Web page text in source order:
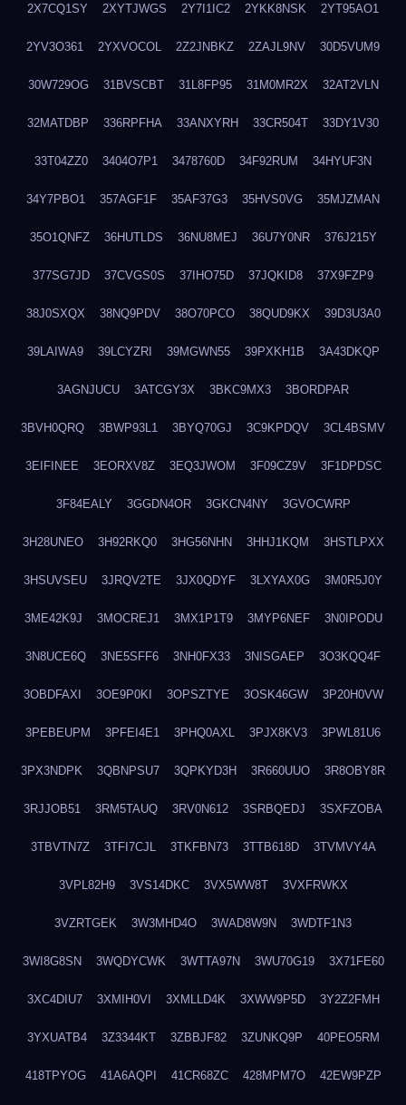
2X7CQ1SY 2XYTJWGS 2Y7I1IC2 2YKK8NSK 2YT95AO1
2YV3O361 2YXVOCOL 2Z2JNBKZ 2ZAJL9NV 30D5VUM9
30W729OG 31BVSCBT 31L8FP95 31M0MR2X 32AT2VLN
32MATDBP 336RPFHA 33ANXYRH 33CR504T 33DY1V30
33T04ZZ0 3404O7P1 3478760D 34F92RUM 34HYUF3N
34Y7PBO1 357AGF1F 35AF37G3 35HVS0VG 35MJZMAN
35O1QNFZ 36HUTLDS 36NU8MEJ 36U7Y0NR 376J215Y
377SG7JD 37CVGS0S 37IHO75D 37JQKID8 37X9FZP9
38J0SXQX 38NQ9PDV 38O70PCO 38QUD9KX 39D3U3A0
39LAIWA9 39LCYZRI 39MGWN55 39PXKH1B 3A43DKQP
3AGNJUCU 3ATCGY3X 3BKC9MX3 3BORDPAR
3BVH0QRQ 3BWP93L1 3BYQ70GJ 3C9KPDQV 3CL4BSMV
3EIFINEE 3EORXV8Z 3EQ3JWOM 3F09CZ9V 3F1DPDSC
3F84EALY 3GGDN4OR 3GKCN4NY 3GVOCWRP
3H28UNEO 3H92RKQ0 3HG56NHN 3HHJ1KQM 3HSTLPXX
3HSUVSEU 3JRQV2TE 3JX0QDYF 3LXYAX0G 3M0R5J0Y
3ME42K9J 3MOCREJ1 3MX1P1T9 3MYP6NEF 3N0IPODU
3N8UCE6Q 3NE5SFF6 3NH0FX33 3NISGAEP 3O3KQQ4F
3OBDFAXI 3OE9P0KI 3OPSZTYE 3OSK46GW 3P20H0VW
3PEBEUPM 3PFEI4E1 3PHQ0AXL 3PJX8KV3 3PWL81U6
3PX3NDPK 3QBNPSU7 3QPKYD3H 3R660UUO 3R8OBY8R
3RJJOB51 3RM5TAUQ 3RV0N612 3SRBQEDJ 3SXFZOBA
3TBVTN7Z 3TFI7CJL 3TKFBN73 3TTB618D 3TVMVY4A
3VPL82H9 3VS14DKC 3VX5WW8T 3VXFRWKX
3VZRTGEK 3W3MHD4O 3WAD8W9N 3WDTF1N3
3WI8G8SN 3WQDYCWK 3WTTA97N 3WU70G19 3X71FE60
3XC4DIU7 3XMIH0VI 3XMLLD4K 3XWW9P5D 3Y2Z2FMH
3YXUATB4 3Z3344KT 3ZBBJF82 3ZUNKQ9P 40PEO5RM
418TPYOG 41A6AQPI 41CR68ZC 428MPM7O 42EW9PZP